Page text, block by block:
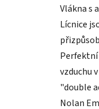
Vlákna s
Lícnice
Perfektní
vzduchu
"double
Nolan